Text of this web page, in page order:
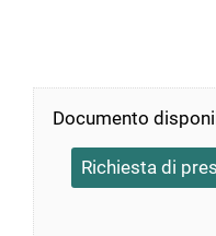
Documento
Richiesta di